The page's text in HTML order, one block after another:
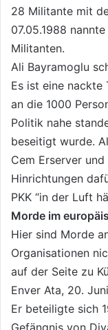
28 Militante mit
07.05.1988
Militanten.
Ali Bayramoglu
Es ist eine nackte
an die 1000
Politik nahe
beseitigt wurde.
Cem Erserver
Hinrichtungen
PKK “in der Luft
Morde im
Hier sind Morde
Organisationen
auf der Seite zu
Enver Ata, 20.
Er beteiligte sich
Gefängnis von